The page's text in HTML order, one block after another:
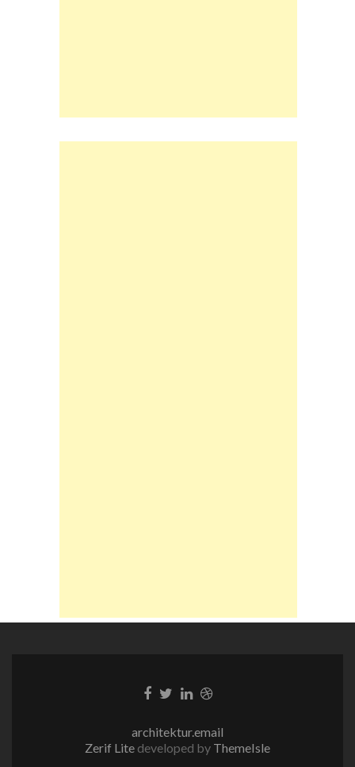
Facebook-
Twitter-
LinkedIn-
Dribble-
architektur.email
Zerif Lite developed by ThemeIsle